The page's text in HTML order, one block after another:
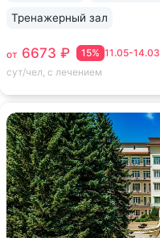
11.05-14.03
15%
от 6673 ₽
сут/чел, с лечением
Тренажерный зал